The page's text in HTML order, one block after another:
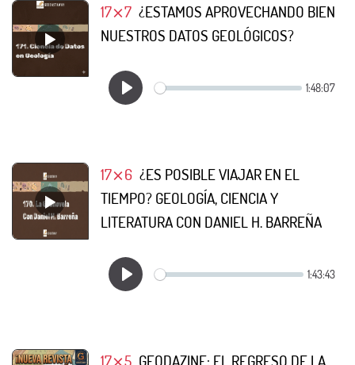
17⨯7 ¿ESTAMOS APROVECHANDO BIEN
NUESTROS DATOS GEOLÓGICOS?
17⨯6 ¿ES POSIBLE VIAJAR EN EL
TIEMPO? GEOLOGÍA, CIENCIA Y
LITERATURA CON DANIEL H. BARREÑA
17⨯5 GEODAZINE: EL REGRESO DE LA